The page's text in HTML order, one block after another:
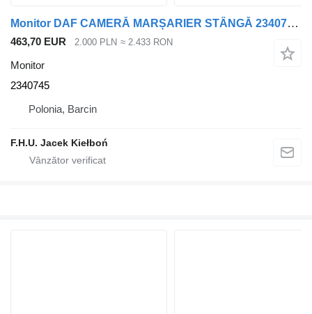
Monitor DAF CAMERĂ MARȘARIER STÂNGĂ 2340745 pentru cap tractor DAF XG
463,70 EUR 2.000 PLN ≈ 2.433 RON
Monitor
2340745
Polonia, Barcin
F.H.U. Jacek Kiełboń